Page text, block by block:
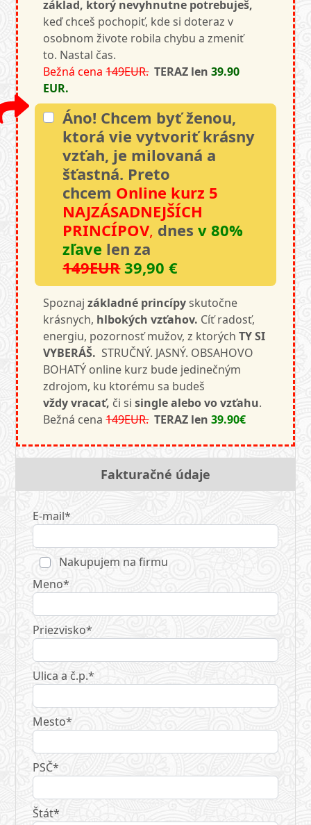
základ, ktorý nevyhnutne potrebuješ,
keď chceš pochopiť, kde si doteraz v
osobnom živote robila chybu a zmeniť
to. Nastal čas.
Bežná cena149EUR.TERAZ len 39.90
EUR.
Áno! Chcem byť ženou,
ktorá vie vytvoriť krásny
vzťah, je milovaná a
šťastná. Preto
chcem Online kurz 5
NAJZÁSADNEJŠÍCH
PRINCÍPOV, dnesv 80%
zľave len za
149EUR 39,90 €
Spoznajzákladné princípyskutočne
krásnych, hlbokých vzťahov. Cíť radosť,
energiu, pozornosť mužov, z ktorýchTY SI
VYBERÁŠ.STRUČNÝ. JASNÝ. OBSAHOVO
BOHATÝ online kurz bude jedinečným
zdrojom, ku ktorému sa budeš
vždy vracať, či si single alebo vo vzťahu.
Bežná cena149EUR.TERAZ len 39.90€
Fakturačné údaje
E-mail*
Nakupujem na firmu
Meno*
Priezvisko*
Ulica a č.p.*
Mesto*
PSČ*
Štát*